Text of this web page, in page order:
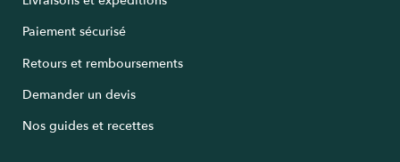
Paiement sécurisé
Retours et remboursements
Demander un devis
Nos guides et recettes